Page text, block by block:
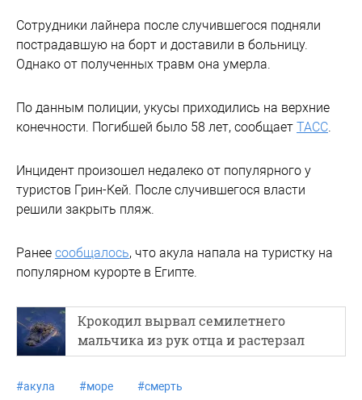
Сотрудники лайнера после случившегося подняли
пострадавшую на борт и доставили в больницу.
Однако от полученных травм она умерла.
По данным полиции, укусы приходились на верхние
конечности. Погибшей было 58 лет, сообщает ТАСС
Инцидент произошел недалеко от популярного у
туристов Грин-Кей. После случившегося власти
решили закрыть пляж.
Ранее сообщалось, что акула напала на туристку на
популярном курорте в Египте.
Крокодил вырвал семилетнего
мальчика из рук отца и растерзал
#акула #море #смерть